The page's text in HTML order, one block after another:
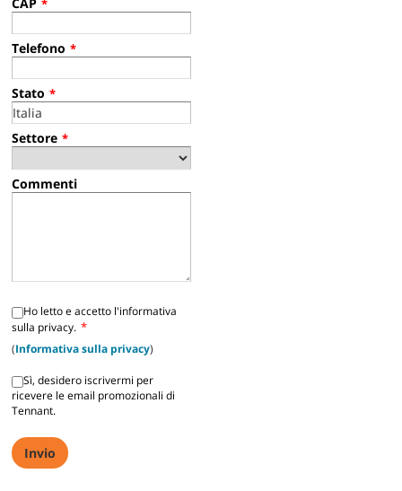
*
Telefono *
Stato *
Settore *
Commenti
Ho letto e accetto l'informativa
sulla privacy. *
(Informativa sulla privacy)
Sì, desidero iscrivermi per
ricevere le email promozionali di
Tennant.